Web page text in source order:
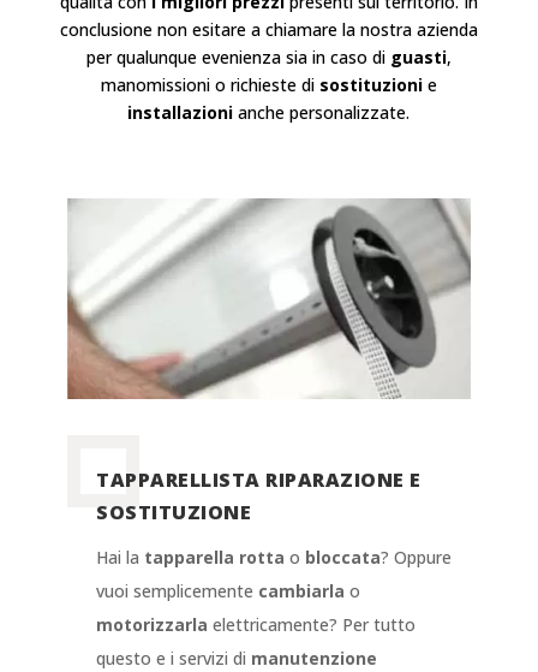
conclusione non esitare a chiamare la nostra azienda
per qualunque evenienza sia in caso di guasti,
manomissioni o richieste di sostituzionie
installazioni anche personalizzate.
TAPPARELLISTA RIPARAZIONE E
SOSTITUZIONE
Hai la tapparella rotta o bloccata? Oppure
vuoi semplicemente cambiarla o
motorizzarla elettricamente? Per tutto
questo e i servizi di manutenzione